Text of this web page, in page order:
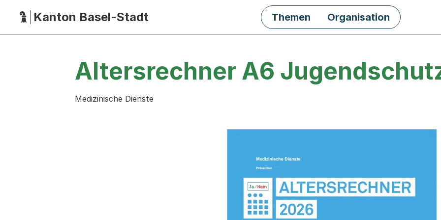
HauptnavigationKanton Basel-Stadt Themen Organisation
Altersrechner A6
Medizinische Dienste